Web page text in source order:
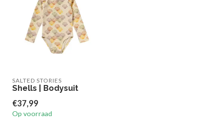
SALTED STORIES
Shells | Bodysuit
€37,99
Op voorraad